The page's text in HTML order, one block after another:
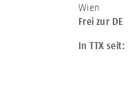
Wien
Frei zur DE
In TTX seit: